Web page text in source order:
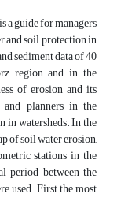
a guide for managers
and soil protection in
sediment data of 40
region and in the
of erosion and its
planners in the
in watersheds. In the
of soil water erosion,
stations in the
period between the
used. First, the most